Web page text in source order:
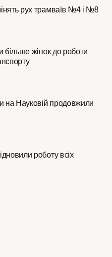
рух трамваїв №4 і №8
більше жінок до роботи
на Науковій продовжили
роботу всіх